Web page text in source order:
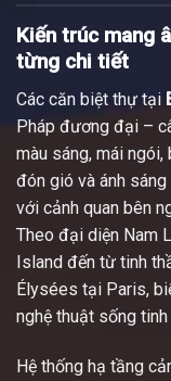
Kiến trúc mang
từng chi tiết
Các căn biệt thự tại
Pháp đương đại –
màu sáng, mái
đón gió và ánh
với cảnh quan bên
Theo đại diện Nam
Island đến từ tinh
Élysées tại Paris,
nghệ thuật sống tinh
Hệ thống hạ tầng